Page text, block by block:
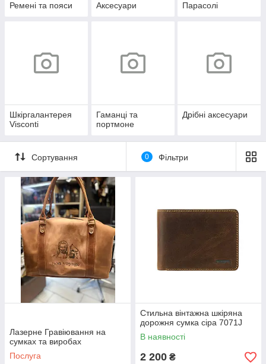
Ремені та пояси Аксесуари Парасолі
Шкіргалантерея
Visconti
Гаманці та
портмоне
Дрібні аксесуари
Сортування 0 Фільтри
Лазерне Гравіювання на
сумках та виробах
Послуга
Стильна вінтажна шкіряна
дорожня сумка сіра 7071J
В наявності
2 200 ₴